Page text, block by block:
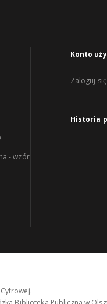
- wzór
Konto
Zaloguj się
Historia